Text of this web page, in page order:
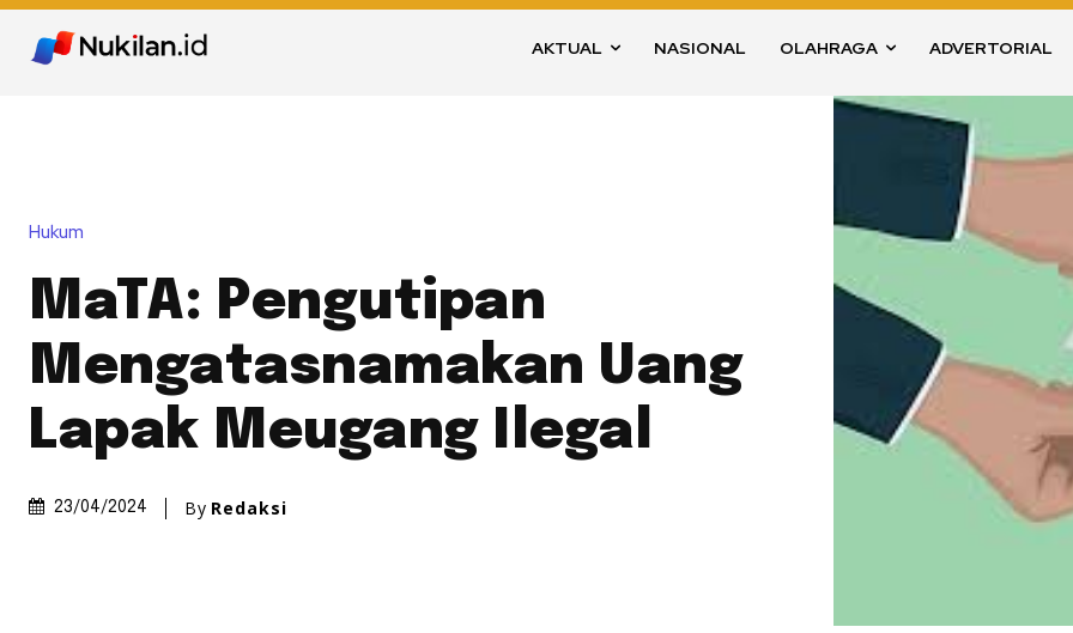
AKTUAL NASIONAL OLAHRAGA ADVERTORIAL
Hukum
MaTA: Pengutipan
Mengatasnamakan Uang
Lapak Meugang Ilegal
23/04/2024 By Redaksi